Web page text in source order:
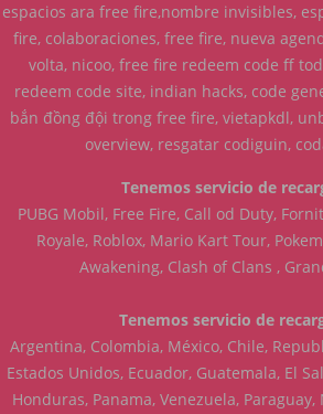
espacios ara free fire,nombre invisibles,
fire, colaboraciones, free fire, nueva
volta, nicoo, free fire redeem code ff
redeem code site, indian hacks, code
bắn đồng đội trong free fire, vietapkdl,
overview, resgatar codiguin,
Tenemos servicio de
PUBG Mobil, Free Fire, Call od Duty,
Royale, Roblox, Mario Kart Tour,
Awakening, Clash of Clans ,
Tenemos servicio de
Argentina, Colombia, México, Chile,
Estados Unidos, Ecuador, Guatemala, El
Honduras, Panama, Venezuela, Paraguay,